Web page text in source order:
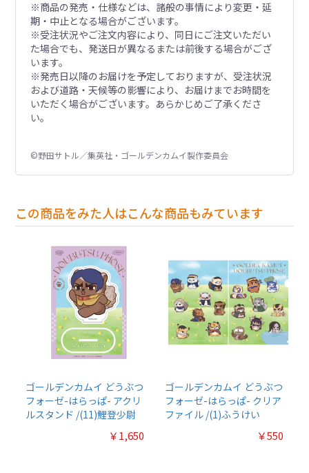
※商品の発売・仕様などは、諸般の事情により変更・延
期・中止となる場合がございます。
※受注状況やご注文内容により、同日にご注文いただい
た場合でも、発送日が異なるまたは前後する場合がござ
います。
※発売日以降のお届けを予定しておりますが、受注状況
および道路・天候等の影響により、お届けまでお時間を
いただく場合がございます。あらかじめご了承くださ
い。
©野田サトル／集英社・ゴールデンカムイ製作委員会
この商品をみた人はこんな商品もみています
ゴールデンカムイ どうぶつ
フォーゼ-はらっぱ- アクリ
ルスタンド /(11)鯉登少尉
￥1,650
ゴールデンカムイ どうぶつ
フォーゼ-はらっぱ- クリア
ファイル /(1)ふうけい
￥550